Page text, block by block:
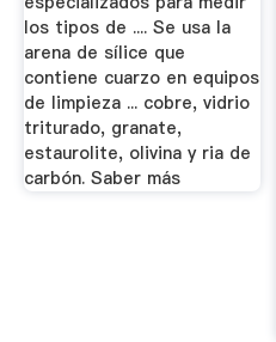
los tipos de .... Se usa la
arena de sílice que
contiene cuarzo en equipos
de limpieza ... cobre, vidrio
triturado, granate,
estaurolite, olivina y ria de
carbón. Saber más